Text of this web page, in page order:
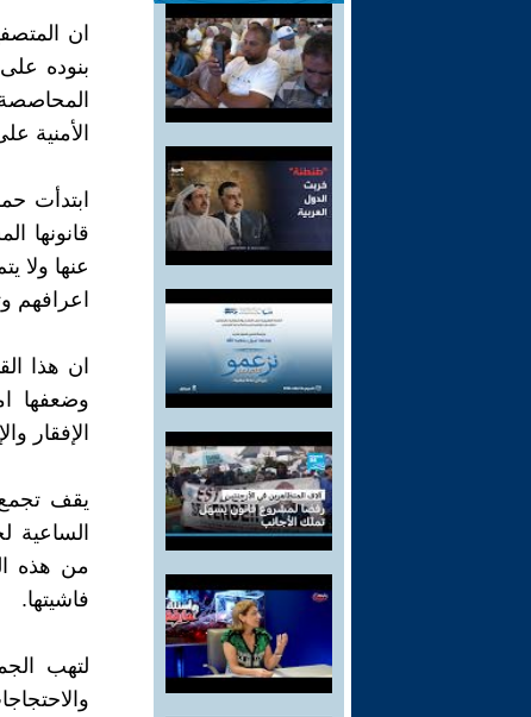
ان
بنوده
المحاصصة
الأمنية
ابتدأت
قانونها
عنها ولا
اعرافهم
ان هذا
وضعفها
الإفقار
يقف تجمع
الساعية
من هذه
فاشيتها.
لتهب